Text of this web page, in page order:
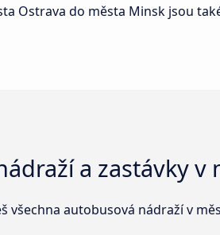
Ostrava do města Minsk jsou
a zastávky v
všechna autobusová nádraží v